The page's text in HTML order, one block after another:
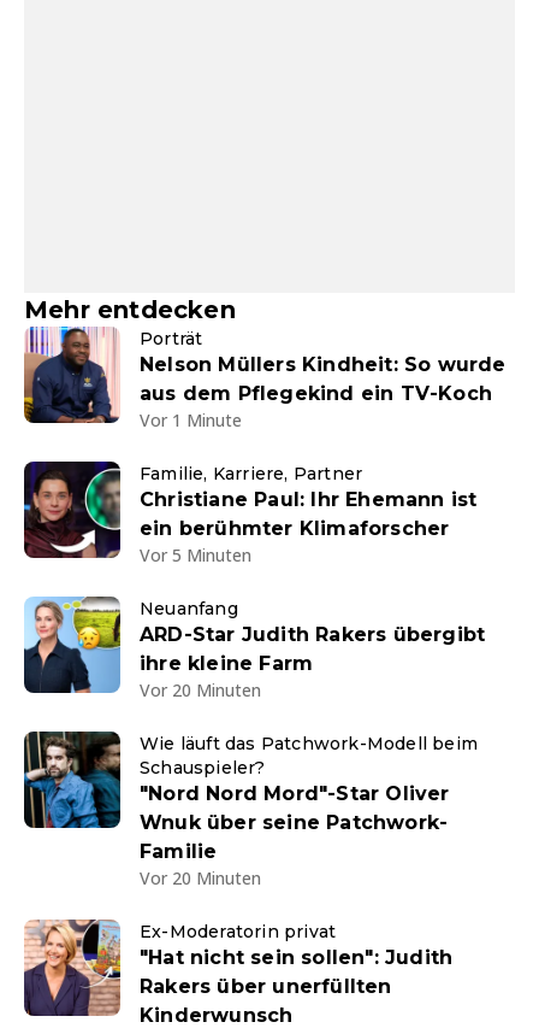
Mehr entdecken
Porträt
Nelson Müllers Kindheit: So wurde
aus dem Pflegekind ein TV-Koch
Vor 1 Minute
Familie, Karriere, Partner
Christiane Paul: Ihr Ehemann ist
ein berühmter Klimaforscher
Vor 5 Minuten
Neuanfang
ARD-Star Judith Rakers übergibt
ihre kleine Farm
Vor 20 Minuten
Wie läuft das Patchwork-Modell beim
Schauspieler?
"Nord Nord Mord"-Star Oliver
Wnuk über seine Patchwork-
Familie
Vor 20 Minuten
Ex-Moderatorin privat
"Hat nicht sein sollen": Judith
Rakers über unerfüllten
Kinderwunsch